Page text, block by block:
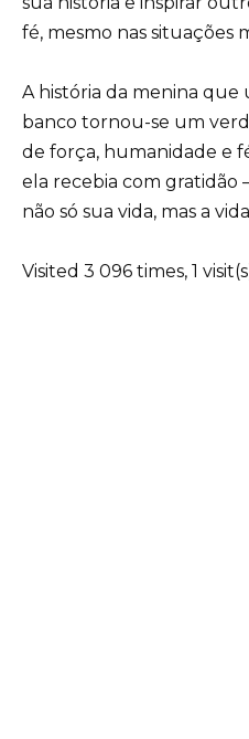
fé, mesmo nas situações
A história da menina
banco tornou-se um
de força, humanidade e
ela recebia com
não só sua vida, mas a
Visited 3 096 times, 1